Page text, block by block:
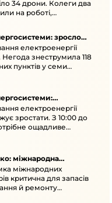
34 дрони. Колеги два
на роботі,
зросло
через негоду
електроенергії
знеструмила 118
пунктів у семи
Обмежте
10:00–23:00.
зростає
електроенергії
зростати. З 10:00 до
ощадливе
а
на нічні години.
міжнародна
для стійкості
міжнародних
критична для запасів
й ремонту